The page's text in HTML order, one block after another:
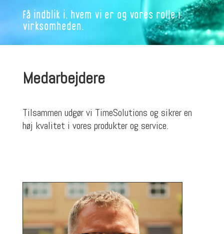
Få indblik i, hvem vi er og vores rolle i
virksomheden.
Medarbejdere
Tilsammen udgør vi TimeSolutions og sikrer en
høj kvalitet i vores produkter og service.